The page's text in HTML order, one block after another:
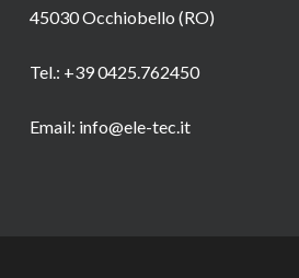
45030 Occhiobello (RO)
Tel.: +39 0425.762450
Email: info@ele-tec.it